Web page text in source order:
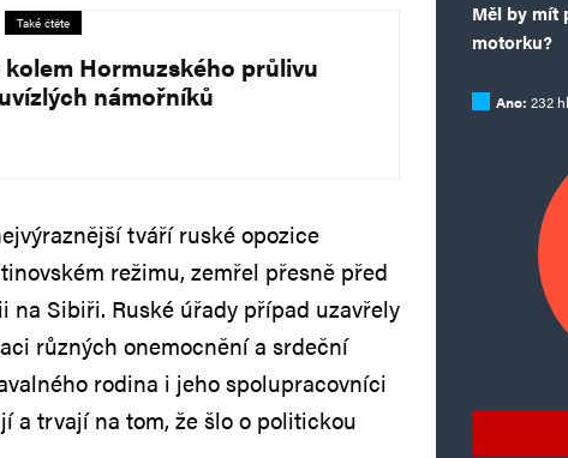
Také čtěte
Hormuzského průlivu
námořníků
tváří ruské opozice
režimu, zemřel přesně před
na Sibiři. Ruské úřady případ uzavřely
různých onemocnění a srdeční
rodina i jeho spolupracovníci
a trvají na tom, že šlo o politickou
Měl by mít
motorku?
Ano: 232